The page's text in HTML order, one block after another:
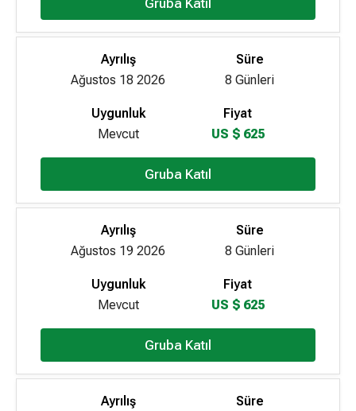
Ayrılış
Ağustos 18 2026
Süre
8 Günleri
Uygunluk
Mevcut
Fiyat
US $ 625
Gruba Katıl
Ayrılış
Ağustos 19 2026
Süre
8 Günleri
Uygunluk
Mevcut
Fiyat
US $ 625
Gruba Katıl
Ayrılış
Süre